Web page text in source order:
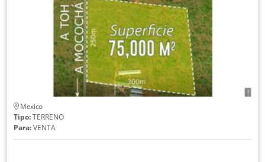
Mexico
Tipo:TERRENO
Para:VENTA